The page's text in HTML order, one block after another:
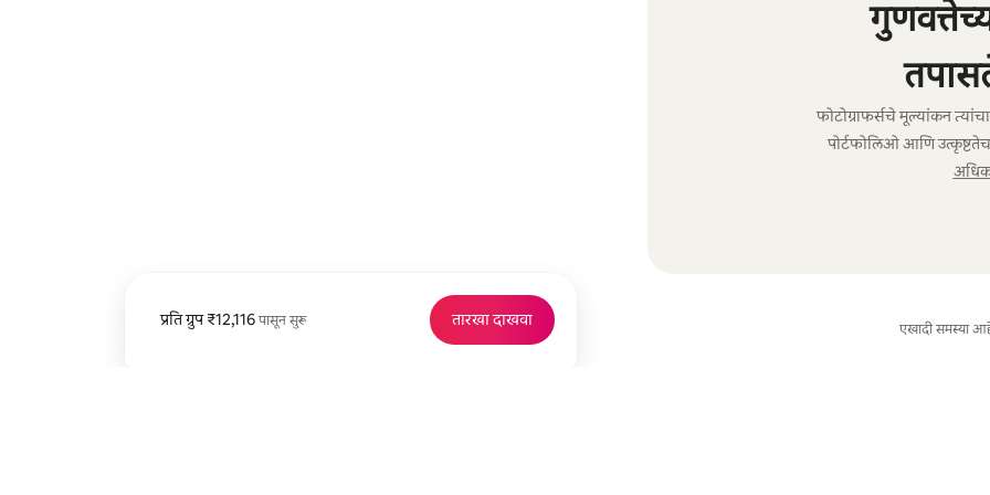
प्रति ग्रुप ₹12,116 पासून सुरू
प्रति ग्रुप ₹12,116 पासून तारखा दाखवा
फोटोग्राफर्सचे मूल्यांकन
पोर्टफोलिओ आणि
एखादी समस्या